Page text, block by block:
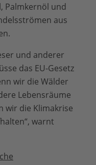
Palmkernöl und
aus
und anderer
das EU-Gesetz
wir die Wälder
Lebensräume
wir die Klimakrise
warnt